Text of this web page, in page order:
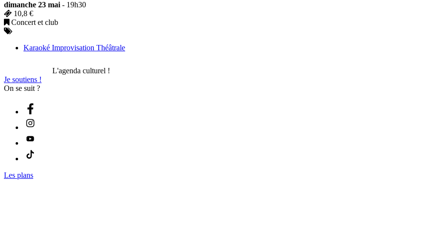
dimanche 23 mai- 19h30
10,8 €
Concert et club
Karaoké Improvisation Théâtrale
L'agenda culturel !
Je soutiens !
On se suit ?
Les plans